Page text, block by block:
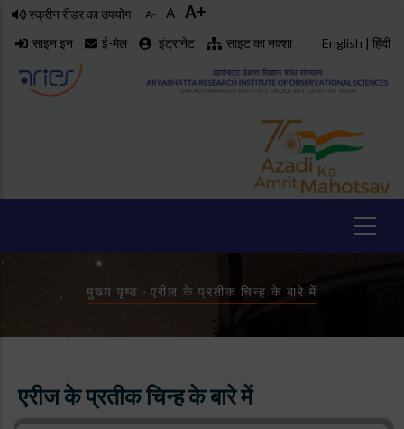
Skip
content
स्क्रीन रीडर का उपयोग A- A A+
साइन इन ई-मेल इंट्रानेट साइट का नक्शा English | हिंदी
Breadcrumb
मुख्य पृष्ठ - एरीज के प्रतीक चिन्ह के बारे में
एरीज के प्रतीक चिन्ह के बारे में